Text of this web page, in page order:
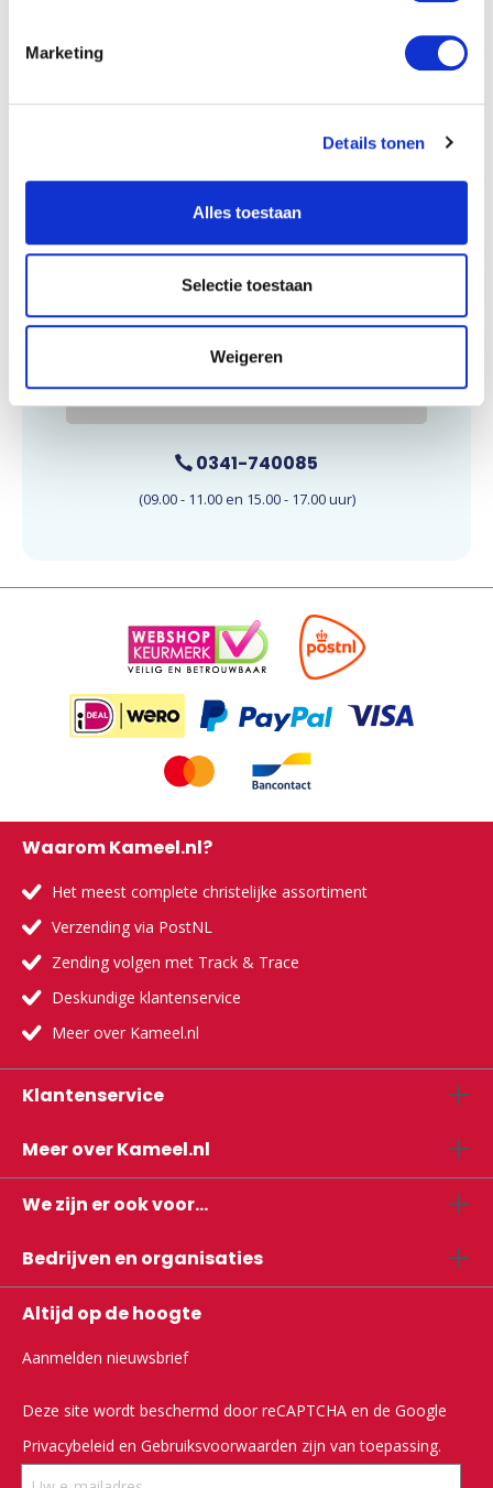
Marketing
Details tonen
Alles toestaan
Selectie toestaan
Weigeren
Wij zijn te bereiken op maandag t/m vrijdag,
van 09.00 tot 11.00 uur en 15.00 tot 17.00
uur. E-mails worden doorgaans binnen 24
uur beantwoord.
E-mail onze klantenservice
0341-740085
(09.00 - 11.00 en 15.00 - 17.00 uur)
Waarom Kameel.nl?
Het meest complete christelijke assortiment
Verzending via PostNL
Zending volgen met Track & Trace
Deskundige klantenservice
Meer over Kameel.nl
Klantenservice
Meer over Kameel.nl
We zijn er ook voor...
Bedrijven en organisaties
Altijd op de hoogte
Aanmelden nieuwsbrief
Deze site wordt beschermd door reCAPTCHA en de Google
Privacybeleid en Gebruiksvoorwaarden zijn van toepassing.